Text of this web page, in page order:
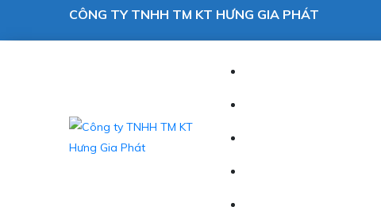
CÔNG TY TNHH TM KT HƯNG GIA PHÁT